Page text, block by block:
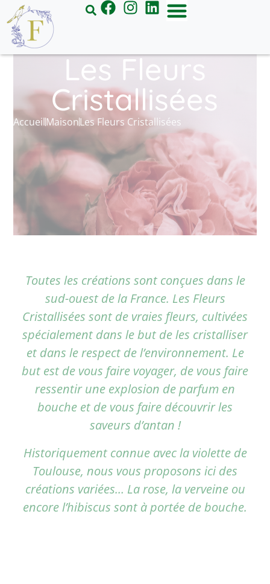
Les Fleurs
Cristallisées
AccueilMaisonLes Fleurs Cristallisées
Toutes les créations sont conçues dans le
sud-ouest de la France. Les Fleurs
Cristallisées sont de vraies fleurs, cultivées
spécialement dans le but de les cristalliser
et dans le respect de l’environnement. Le
but est de vous faire voyager, de vous faire
ressentir une explosion de parfum en
bouche et de vous faire découvrir les
saveurs d’antan !
Historiquement connue avec la violette de
Toulouse, nous vous proposons ici des
créations variées… La rose, la verveine ou
encore l’hibiscus sont à portée de bouche.
Panneau de gestion des cookies